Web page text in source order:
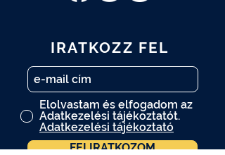
IRATKOZZ FEL
Elolvastam és elfogadom az
Adatkezelési tájékoztatót.
Adatkezelési tájékoztató
FELIRATKOZOM